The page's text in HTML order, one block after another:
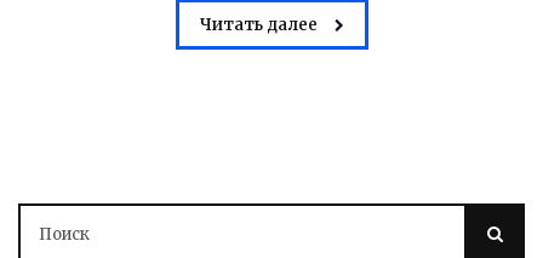
Читать далее